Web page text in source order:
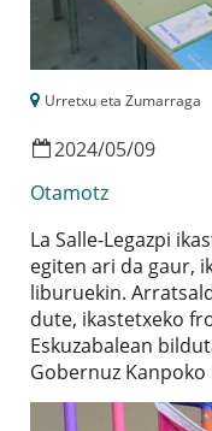
Urretxu eta Zumarraga
2024/05/09
Otamotz
La Salle-Legazpi
egiten ari da gaur,
liburuekin.
dute, ikastetxeko
Eskuzabalean
Gobernuz